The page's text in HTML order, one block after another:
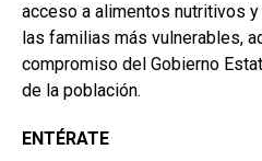
acceso a alimentos nutritivos
las familias más vulnerables,
compromiso del Gobierno
de la población.
ENTÉRATE